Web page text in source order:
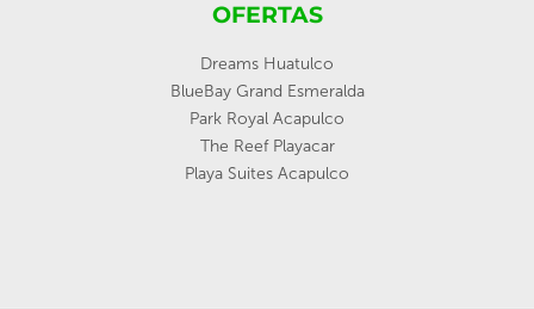
OFERTAS
Dreams Huatulco
BlueBay Grand Esmeralda
Park Royal Acapulco
The Reef Playacar
Playa Suites Acapulco